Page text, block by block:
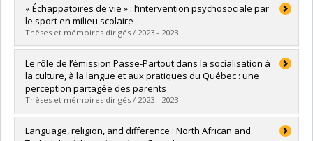
Diplômé(e) :Kamalzare, Sepideh
Cycle :Doctorat
Diplôme obtenu :Ph. D.
Lien vers le document dans Papyrus
« Échappatoires de vie » : l’intervention psychosociale par
le sport en milieu scolaire
Thèses et mémoires dirigés / 2023 - 2023
Diplômé(e) :Lavoie, Jonatan
Cycle :Maîtrise
Diplôme obtenu :M. Sc.
Lien vers le document dans Papyrus
Le rôle de l’émission Passe-Partout dans la socialisation à
la culture, à la langue et aux pratiques du Québec : une
perception partagée des parents
Thèses et mémoires dirigés / 2023 - 2023
Diplômé(e) :Vandal, Chloé
Language, religion, and difference : North African and